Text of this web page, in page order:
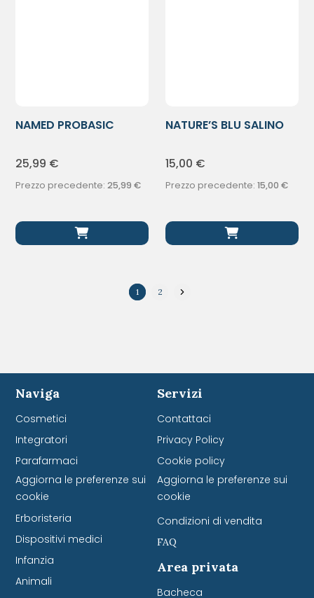
NAMED PROBASIC
25,99 €
Prezzo precedente:25,99 €
NATURE’S BLU SALINO
15,00 €
Prezzo precedente: 15,00 €
1 2
Naviga
Cosmetici
Integratori
Parafarmaci
Aggiorna le preferenze sui
cookie
Erboristeria
Dispositivi medici
Infanzia
Animali
Servizi
Contattaci
Privacy Policy
Cookie policy
Aggiorna le preferenze sui
cookie
Condizioni di vendita
FAQ
Area privata
Bacheca